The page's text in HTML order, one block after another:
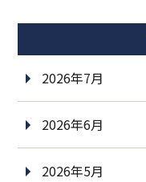
2026年7月
2026年6月
2026年5月